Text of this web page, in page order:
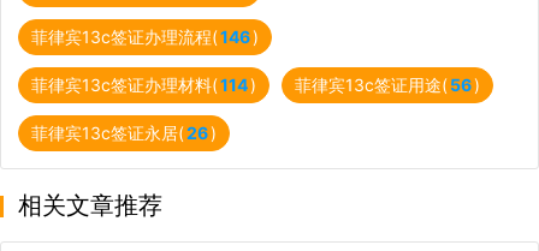
菲律宾13c签证办理流程(146)
菲律宾13c签证办理材料(114) 菲律宾13c签证用途(56)
菲律宾13c签证永居(26)
相关文章推荐